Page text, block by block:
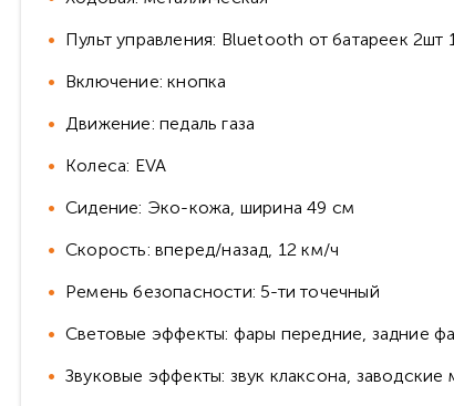
Пульт управления: Bluetooth от батареек 2шт
Включение: кнопка
Движение: педаль газа
Колеса: EVA
Сидение: Эко-кожа, ширина 49 см
Скорость: вперед/назад, 12 км/ч
Ремень безопасности: 5-ти точечный
Световые эффекты: фары передние, задние
Звуковые эффекты: звук клаксона, заводские